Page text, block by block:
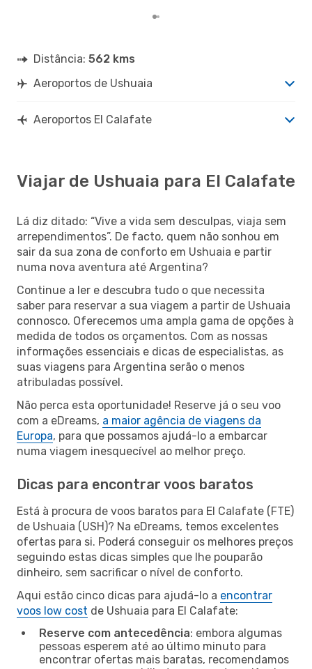
Distância: 562 kms
Aeroportos de Ushuaia
Aeroportos El Calafate
Viajar de Ushuaia para El Calafate
Lá diz ditado: “Vive a vida sem desculpas, viaja sem
arrependimentos”. De facto, quem não sonhou em
sair da sua zona de conforto em Ushuaia e partir
numa nova aventura até Argentina?
Continue a ler e descubra tudo o que necessita
saber para reservar a sua viagem a partir de Ushuaia
connosco. Oferecemos uma ampla gama de opções à
medida de todos os orçamentos. Com as nossas
informações essenciais e dicas de especialistas, as
suas viagens para Argentina serão o menos
atribuladas possível.
Não perca esta oportunidade! Reserve já o seu voo
com a eDreams, a maior agência de viagens da
Europa, para que possamos ajudá-lo a embarcar
numa viagem inesquecível ao melhor preço.
Dicas para encontrar voos baratos
Está à procura de voos baratos para El Calafate (FTE)
de Ushuaia (USH)? Na eDreams, temos excelentes
ofertas para si. Poderá conseguir os melhores preços
seguindo estas dicas simples que lhe pouparão
dinheiro, sem sacrificar o nível de conforto.
Aqui estão cinco dicas para ajudá-lo a encontrar
voos low cost de Ushuaia para El Calafate:
Reserve com antecedência: embora algumas
pessoas esperem até ao último minuto para
encontrar ofertas mais baratas, recomendamos